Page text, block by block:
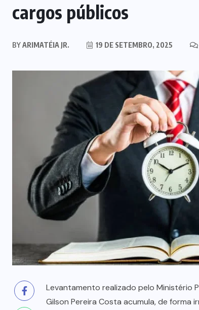
cargos públicos
BYARIMATÉIA JR. 19 DE SETEMBRO, 2025
Levantamento realizado pelo Ministério
Gilson Pereira Costa acumula, de forma
NOTÍCIAS DO BRASIL
Mega-Sena acumula e vai a R$
milhões
5 DE AGOSTO, 2026